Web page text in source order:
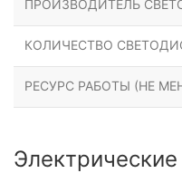
ПРОИЗВОДИТЕЛЬ
КОЛИЧЕСТВО
РЕСУРС РАБОТЫ (НЕ